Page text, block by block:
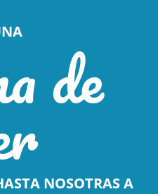
de
NOSOTRAS A